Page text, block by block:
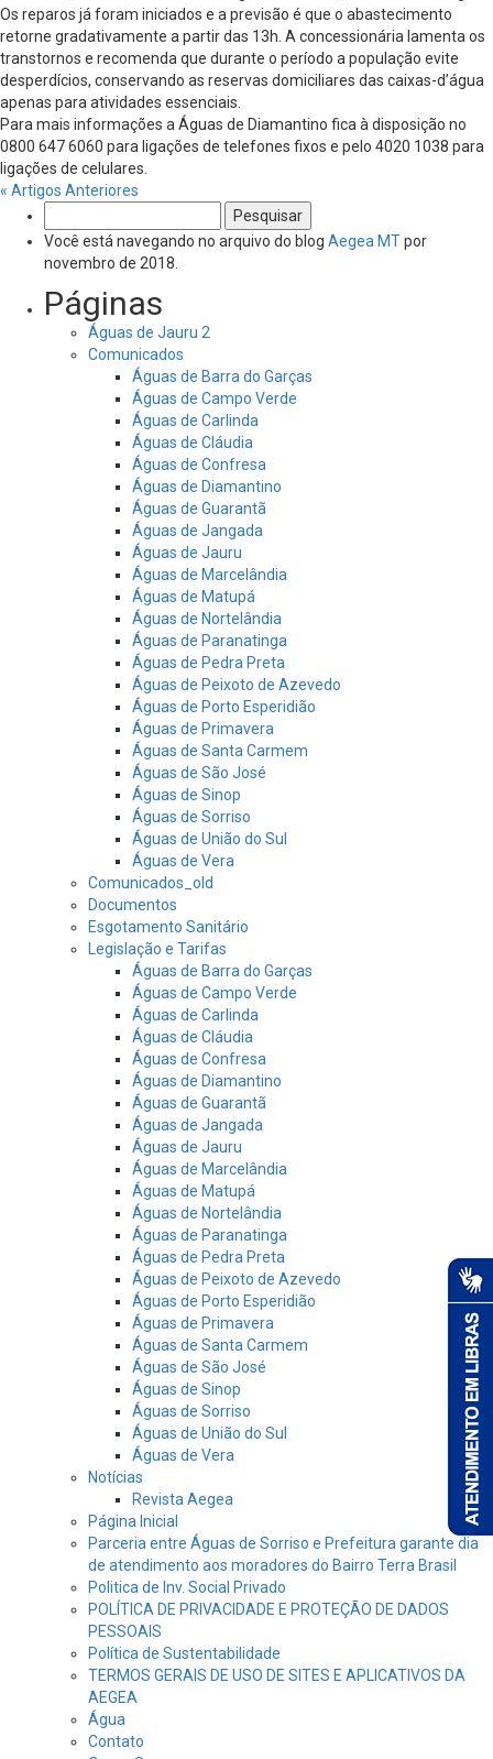
Os reparos já foram iniciados e a previsão é que o abastecimento
retorne gradativamente a partir das 13h. A concessionária lamenta os
transtornos e recomenda que durante o período a população evite
desperdícios, conservando as reservas domiciliares das caixas-d’água
apenas para atividades essenciais.
Para mais informações a Águas de Diamantino fica à disposição no
0800 647 6060 para ligações de telefones fixos e pelo 4020 1038 para
ligações de celulares.
« Artigos Anteriores
por:
Você está navegando no arquivo do blog Aegea MTpor
novembro de 2018.
Páginas
Águas de Jauru 2
Comunicados
Águas de Barra do Garças
Águas de Campo Verde
Águas de Carlinda
Águas de Cláudia
Águas de Confresa
Águas de Diamantino
Águas de Guarantã
Águas de Jangada
Águas de Jauru
Águas de Marcelândia
Águas de Matupá
Águas de Nortelândia
Águas de Paranatinga
Águas de Pedra Preta
Águas de Peixoto de Azevedo
Águas de Porto Esperidião
Águas de Primavera
Águas de Santa Carmem
Águas de São José
Águas de Sinop
Águas de Sorriso
Águas de União do Sul
Águas de Vera
Comunicados_old
Documentos
Esgotamento Sanitário
Legislação e Tarifas
Águas de Barra do Garças
Águas de Campo Verde
Águas de Carlinda
Águas de Cláudia
Águas de Confresa
Águas de Diamantino
Águas de Guarantã
Águas de Jangada
Águas de Jauru
Águas de Marcelândia
Águas de Matupá
Águas de Nortelândia
Águas de Paranatinga
Águas de Pedra Preta
Águas de Peixoto de Azevedo
Águas de Porto Esperidião
Águas de Primavera
Águas de Santa Carmem
Águas de São José
Águas de Sinop
Águas de Sorriso
Águas de União do Sul
Águas de Vera
Notícias
Revista Aegea
Página Inicial
Parceria entre Águas de Sorriso e Prefeitura garante dia
de atendimento aos moradores do Bairro Terra Brasil
Politica de Inv. Social Privado
POLÍTICA DE PRIVACIDADE E PROTEÇÃO DE DADOS
PESSOAIS
Política de Sustentabilidade
TERMOS GERAIS DE USO DE SITES E APLICATIVOS DA
AEGEA
Água
Contato